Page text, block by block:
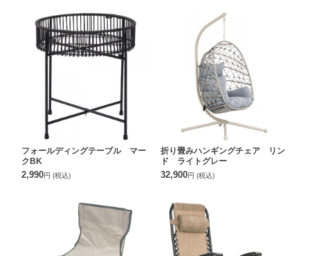
フォールディングテーブル マー
クBK
2,990円 (税込)
折り畳みハンギングチェア リン
ド ライトグレー
32,900円 (税込)